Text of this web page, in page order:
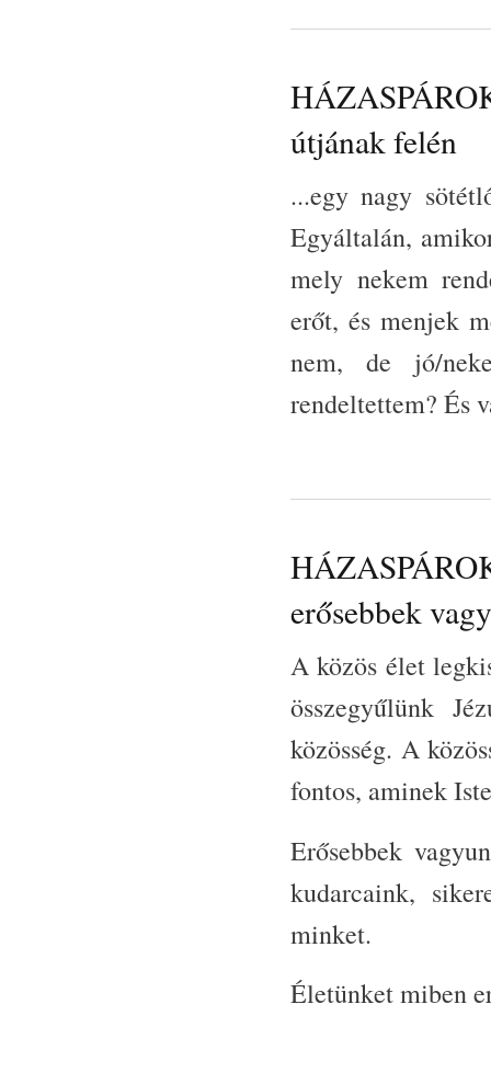
útjának felén
...egy nagy
Egyáltalán,
mely nekem
erőt, és menjek
nem, de jó/
rendeltettem? És
erősebbek
A közös élet
összegyűlünk
közösség. A
fontos, aminek
Erősebbek
kudarcaink,
minket.
Életünket miben